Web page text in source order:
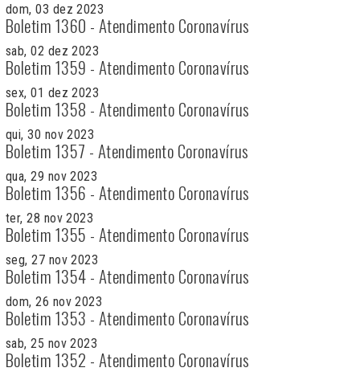
dom, 03 dez 2023
Boletim 1360 - Atendimento Coronavírus
sab, 02 dez 2023
Boletim 1359 - Atendimento Coronavírus
sex, 01 dez 2023
Boletim 1358 - Atendimento Coronavírus
qui, 30 nov 2023
Boletim 1357 - Atendimento Coronavírus
qua, 29 nov 2023
Boletim 1356 - Atendimento Coronavírus
ter, 28 nov 2023
Boletim 1355 - Atendimento Coronavírus
seg, 27 nov 2023
Boletim 1354 - Atendimento Coronavírus
dom, 26 nov 2023
Boletim 1353 - Atendimento Coronavírus
sab, 25 nov 2023
Boletim 1352 - Atendimento Coronavírus